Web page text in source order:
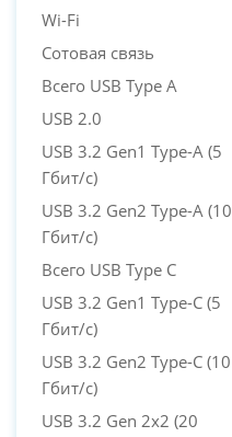
Wi-Fi
Сотовая связь
Всего USB Type A
USB 2.0
USB 3.2 Gen1 Type-A (5
Гбит/с)
USB 3.2 Gen2 Type-A (10
Гбит/с)
Всего USB Type C
USB 3.2 Gen1 Type-C (5
Гбит/с)
USB 3.2 Gen2 Type-C (10
Гбит/с)
USB 3.2 Gen 2x2 (20